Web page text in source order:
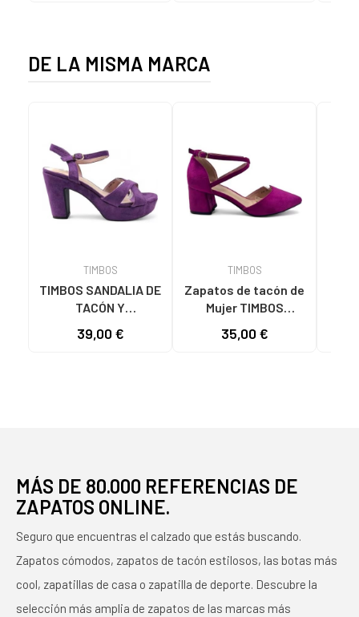
DE LA MISMA MARCA
TIMBOS
TIMBOS SANDALIA DE
TACÓN Y
MODELO 131423
39,00 €
TIMBOS
Zapatos de tacón de
Mujer TIMBOS
VESTIR MUJER
35,00 €
MÁS DE 80.000 REFERENCIAS DE
ZAPATOS ONLINE.
Seguro que encuentras el calzado que estás buscando.
Zapatos cómodos, zapatos de tacón estilosos, las botas más
cool, zapatillas de casa o zapatilla de deporte. Descubre la
selección más amplia de zapatos de las marcas más